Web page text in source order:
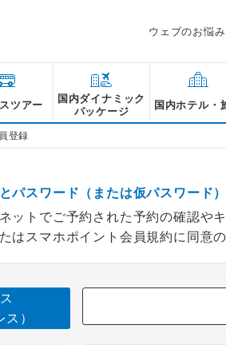
ウェブのお悩
ツアー
国内ダイナミック
パッケージ
国内ホテル・
登録
パスワード（または仮パスワード
ットでご予約された予約の確認や
はスマホポイント会員規約に同意
ス）